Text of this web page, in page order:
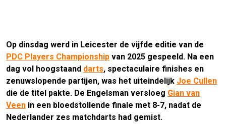
Op dinsdag werd in Leicester de vijfde editie van de
PDC Players Championship van 2025 gespeeld. Na een
dag vol hoogstaand darts, spectaculaire finishes en
zenuwslopende partijen, was het uiteindelijk Joe Cullen
die de titel pakte. De Engelsman versloeg Gian van
Veen in een bloedstollende finale met 8-7, nadat de
Nederlander zes matchdarts had gemist.